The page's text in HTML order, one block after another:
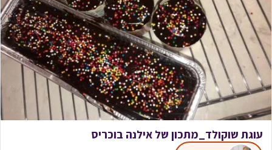
עוגת שוקולד_מתכון של אילנה בוכריס